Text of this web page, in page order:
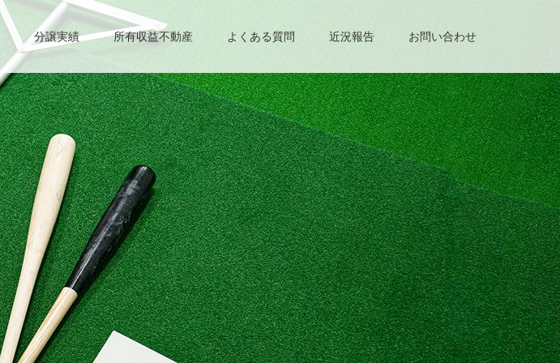
分譲実績 所有収益不動産 よくある質問 近況報告 お問い合わせ